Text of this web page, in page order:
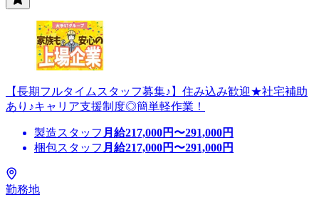
【長期フルタイムスタッフ募集♪】住み込み歓迎★社宅補助
あり♪キャリア支援制度◎簡単軽作業！
製造スタッフ 月給217,000円〜291,000円
梱包スタッフ 月給217,000円〜291,000円
勤務地